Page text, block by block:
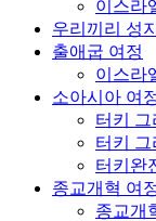
이스라
우리끼리 성
출애굽 여정
이스라
소아시아 여
터키
터키 그
터키완
종교개혁 여
종교개